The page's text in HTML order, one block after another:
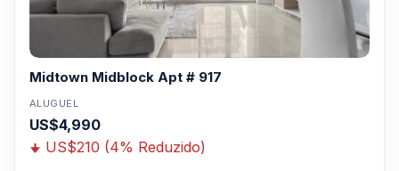
Midtown Midblock Apt # 917
ALUGUEL
US$4,990
US$210 (4% Reduzido)